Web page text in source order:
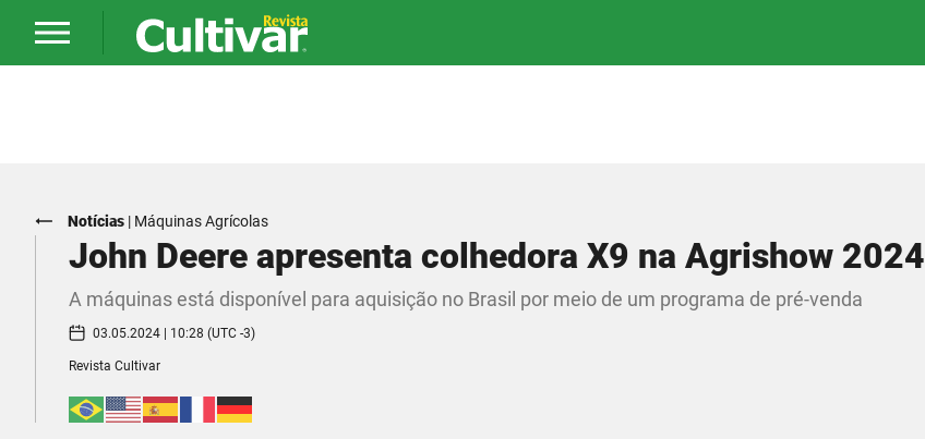
Notícias | Máquinas Agrícolas
John Deere apresenta colhedora X9 na Agrishow 2024
A máquinas está disponível para aquisição no Brasil por meio de um programa de pré-venda
03.05.2024 | 10:28 (UTC -3)
Revista Cultivar